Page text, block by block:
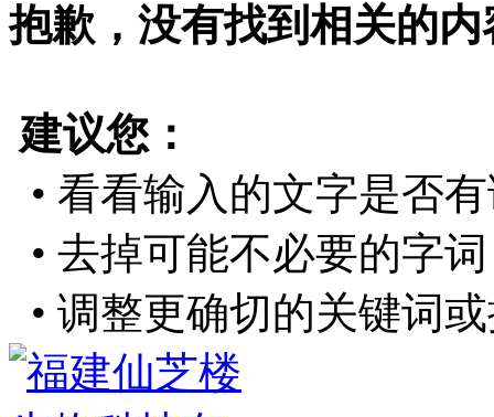
抱歉，没有找到相关的内
建议您：
• 看看输入的文字是否
• 去掉可能不必要的字
• 调整更确切的关键词